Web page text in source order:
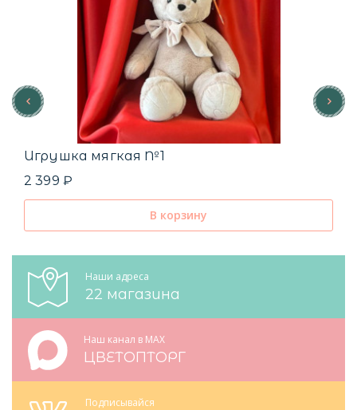
Игрушка мягкая №1
2 399 ₽
В корзину
Наши адреса
22 магазина
Наш канал в MAX
ЦВЕТОПТОРГ
Подписывайся